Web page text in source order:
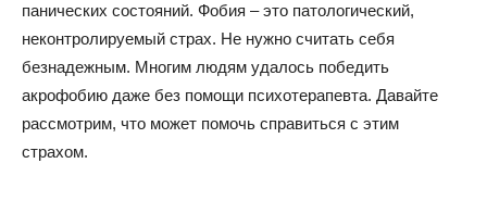
панических состояний. Фобия – это патологический,
неконтролируемый страх. Не нужно считать себя
безнадежным. Многим людям удалось победить
акрофобию даже без помощи психотерапевта. Давайте
рассмотрим, что может помочь справиться с этим
страхом.